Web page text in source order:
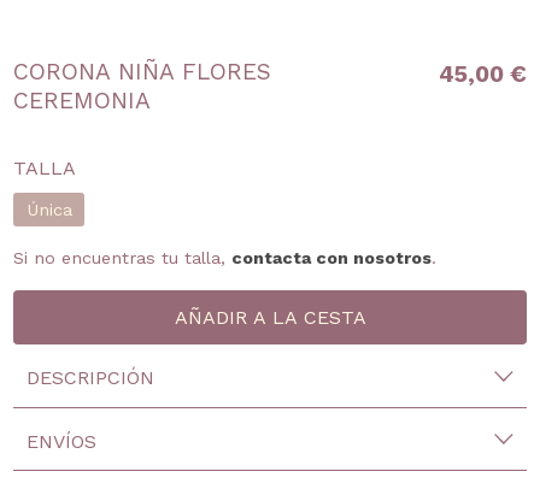
CORONA NIÑA FLORES
CEREMONIA
45,00 €
TALLA
Única
Si no encuentras tu talla, contacta con nosotros.
DESCRIPCIÓN
ENVÍOS